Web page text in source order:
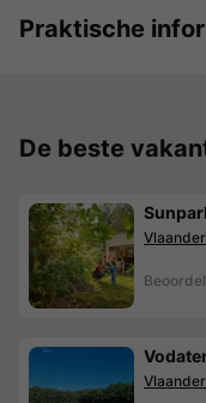
Praktische
De beste